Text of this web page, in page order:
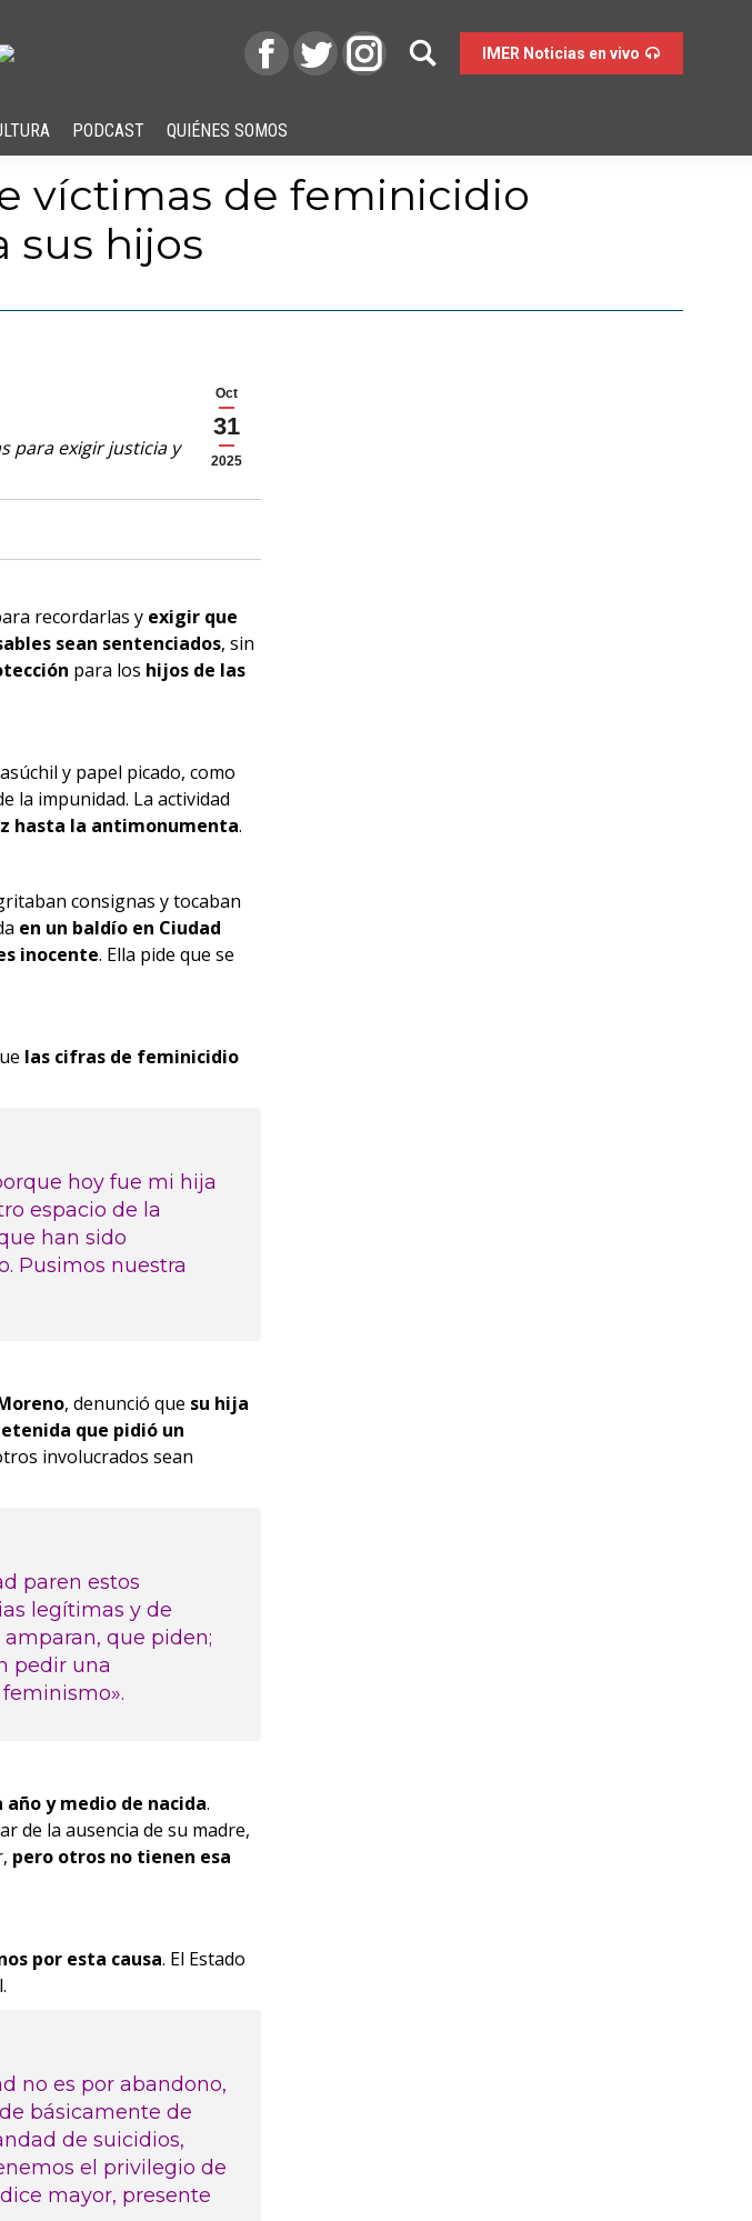
IMER Noticias en vivo
PODCAST QUIÉNES SOMOS
víctimas de feminicidio
sus hijos
Oct
31
2025
para exigir justicia y
recordarlas y exigir que
sean sentenciados, sin
para los hijos de las
y papel picado, como
la impunidad. La actividad
hasta la antimonumenta.
consignas y tocaban
en un baldío en Ciudad
inocente. Ella pide que se
las cifras de feminicidio
hoy fue mi hija
espacio de la
han sido
Pusimos nuestra
, denunció que su hija
que pidió un
involucrados sean
paren estos
legítimas y de
que piden;
pedir una
y medio de nacida.
de la ausencia de su madre,
pero otros no tienen esa
por esta causa. El Estado
no es por abandono,
básicamente de
de suicidios,
el privilegio de
mayor, presente